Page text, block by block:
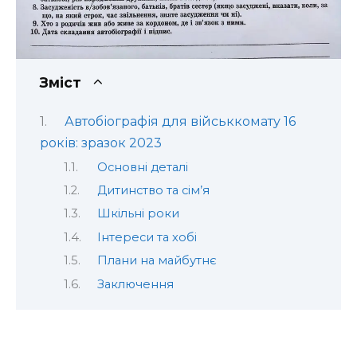
Зміст
Автобіографія для військкомату 16
років: зразок 2023
Основні деталі
Дитинство та сім’я
Шкільні роки
Інтереси та хобі
Плани на майбутнє
Заключення